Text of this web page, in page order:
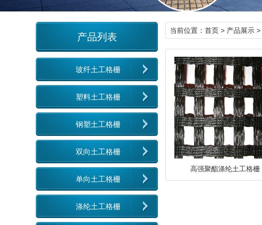
产品列表
玻纤土工格栅
塑料土工格栅
钢塑土工格栅
双向土工格栅
单向土工格栅
涤纶土工格栅
当前位置： 首页 > 产品展示 >
高强聚酯涤纶土工格栅